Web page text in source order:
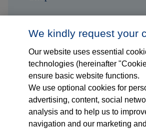
Kontakt
Folge uns auf...
We kindly request your
Our website uses essential
technologies (hereinafter
ensure basic website functions.
We use optional cookies for
advertising, content, social
analysis and to help us to
navigation and our marketing